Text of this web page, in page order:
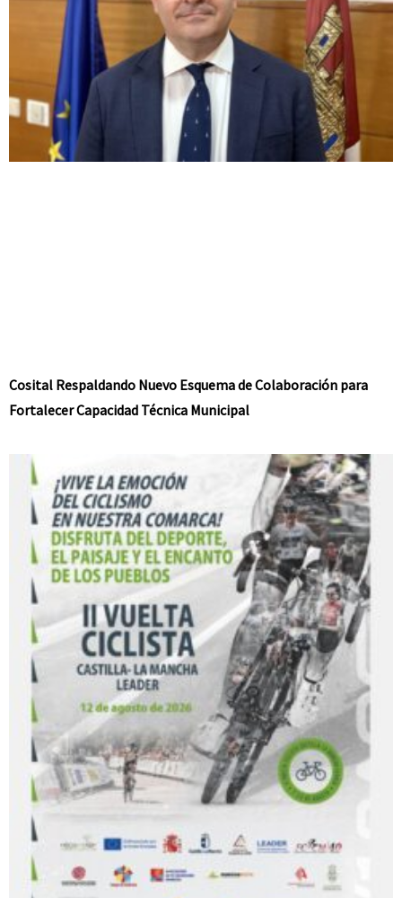
Cosital Respaldando Nuevo Esquema de Colaboración para
Fortalecer Capacidad Técnica Municipal